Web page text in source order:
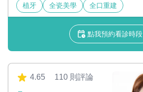
植牙 全瓷美學 全口重建
點我預約看診時段
4.65 110 則評論